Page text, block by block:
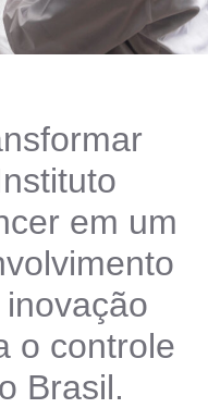
em um
o controle
Brasil.